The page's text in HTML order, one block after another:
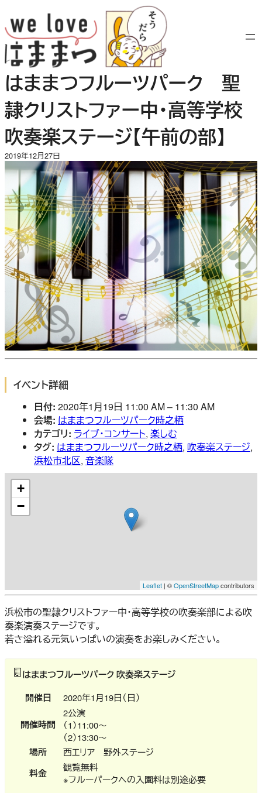
容
を
ス
キ
ッ
プ
はままつフルーツパーク 聖
隷クリストファー中・高等学校
吹奏楽ステージ【午前の部】
2019年12月27日
イベント詳細
日付: 2020年1月19日 11:00 AM– 11:30 AM
会場: はままつフルーツパーク時之栖
カテゴリ: ライブ・コンサート, 楽しむ
タグ: はままつフルーツパーク時之栖, 吹奏楽ステージ,
浜松市北区, 音楽隊
+
−
Leaflet | ©OpenStreetMapcontributors
浜松市の聖隷クリストファー中・高等学校の吹奏楽部による吹
奏楽演奏ステージです。
若さ溢れる元気いっぱいの演奏をお楽しみください。
はままつフルーツパーク 吹奏楽ステージ
開催日
2020年1月19日（日）
開催時間
2公演
（1）11:00～
（2）13:30～
場所 西エリア 野外ステージ
料金
観覧無料
※フルーパークへの入園料は別途必要